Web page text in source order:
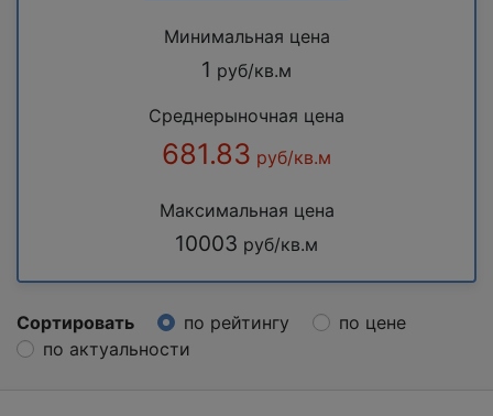
Минимальная цена
1 руб/кв.м
Среднерыночная цена
681.83 руб/кв.м
Максимальная цена
10003 руб/кв.м
Сортировать по рейтингу
по цене
по актуальности